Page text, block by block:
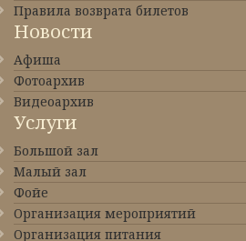
Правила возврата билетов
Новости
Афиша
Фотоархив
Видеоархив
Услуги
Большой зал
Малый зал
Фойе
Организация мероприятий
Организация питания